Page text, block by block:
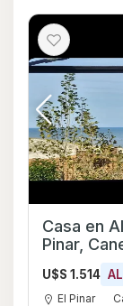
Casa en
Pinar,
U$S 1.514
El Pinar